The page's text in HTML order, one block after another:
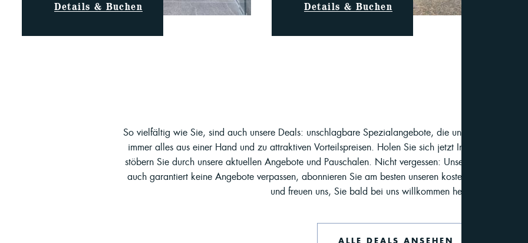
Details & Buchen Details & Buchen
So vielfältig wie Sie, sind auch unsere Deals: unschlagbare Spezialangebote, die unvergleichliche
immer alles aus einer Hand und zu attraktiven Vorteilspreisen. Holen Sie sich jetzt Inspiration für
stöbern Sie durch unsere aktuellen Angebote und Pauschalen. Nicht vergessen: Unsere Deals
auch garantiert keine Angebote verpassen, abonnieren Sie am besten unseren kostenlosen
und freuen uns, Sie bald bei uns willkommen heißen zu dürfen!
ALLE DEALS ANSEHEN